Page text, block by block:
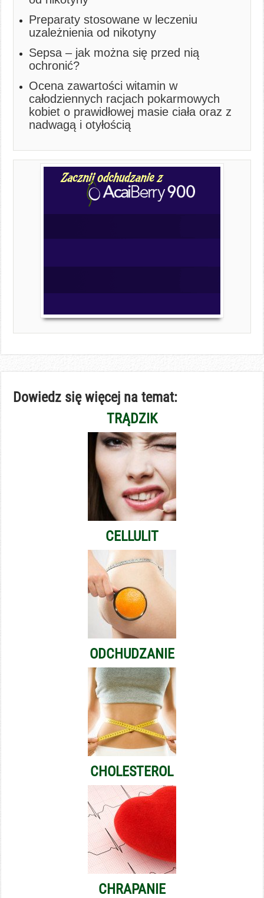
Preparaty stosowane w leczeniu
uzależnienia od nikotyny
Sepsa – jak można się przed nią
ochronić?
Ocena zawartości witamin w
całodziennych racjach pokarmowych
kobiet o prawidłowej masie ciała oraz z
nadwagą i otyłością
Dowiedz się więcej na temat:
TRĄDZIK
CELLULIT
ODCHUDZANIE
CHOLESTEROL
CHRAPANIE